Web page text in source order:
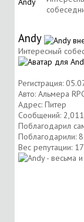
Andy
Интересный
Регистрация:
Авто: Альмера
Адрес: Питер
Сообщений: 2,011
Поблагодарил
Поблагодарили:
Вес репутации: